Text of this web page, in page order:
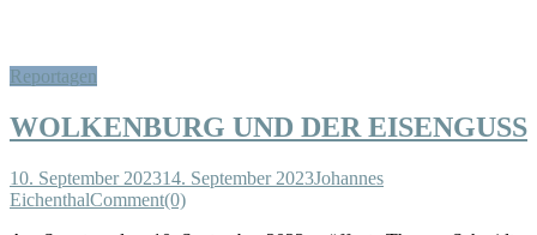
Reportagen
WOLKENBURG UND DER EISENGUSS
10. September 202314. September 2023Johannes
EichenthalComment(0)